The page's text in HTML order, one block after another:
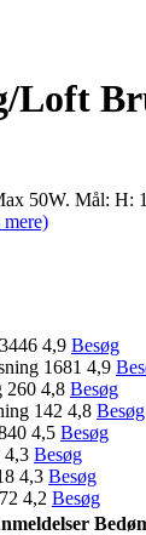
Loft
50W. Mål: H:
4,9 Besøg
1681 4,9
260 4,8 Besøg
142 4,8 Besøg
4,5 Besøg
4,3 Besøg
4,3 Besøg
4,2 Besøg